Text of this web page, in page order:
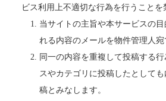
ビス利用上不適切な行為を行うことを
当サイトの主旨や本サービスの
れる内容のメールを物件管理人
同一の内容を重複して投稿する
スやカテゴリに投稿したとして
稿とみなします。